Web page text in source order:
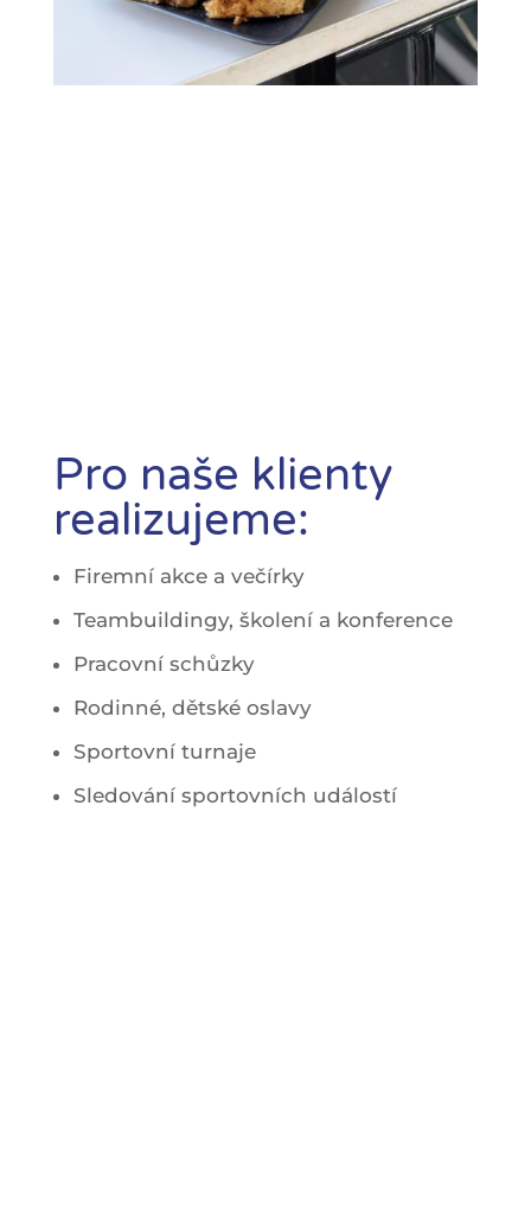
Pro naše klienty
realizujeme:
Firemní akce a večírky
Teambuildingy, školení a konference
Pracovní schůzky
Rodinné, dětské oslavy
Sportovní turnaje
Sledování sportovních událostí